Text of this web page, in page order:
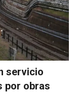
servicio
por obras